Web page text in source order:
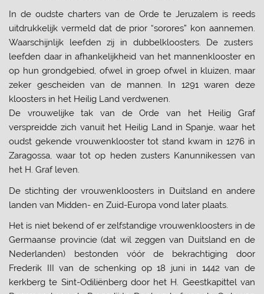
In de oudste charters van de Orde te Jeruzalem is reeds
uitdrukkelijk vermeld dat de prior “sorores” kon aannemen.
Waarschijnlijk leefden zij in dubbelkloosters. De zusters
leefden daar in afhankelijkheid van het mannenklooster en
op hun grondgebied, ofwel in groep ofwel in kluizen, maar
zeker gescheiden van de mannen. In 1291 waren deze
kloosters in het Heilig Land verdwenen.
De vrouwelijke tak van de Orde van het Heilig Graf
verspreidde zich vanuit het Heilig Land in Spanje, waar het
oudst gekende vrouwenklooster tot stand kwam in 1276 in
Zaragossa, waar tot op heden zusters Kanunnikessen van
het H. Graf leven.
De stichting der vrouwenkloosters in Duitsland en andere
landen van Midden- en Zuid-Europa vond later plaats.
Het is niet bekend of er zelfstandige vrouwenkloosters in de
Germaanse provincie (dat wil zeggen van Duitsland en de
Nederlanden) bestonden vóór de bekrachtiging door
Frederik III van de schenking op 18 juni in 1442 van de
kerkberg te Sint-Odiliënberg door het H. Geestkapittel van